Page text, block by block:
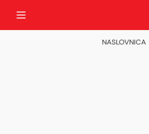
NASLOVNICA